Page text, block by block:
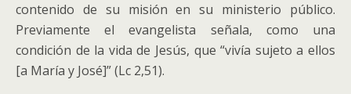
contenido de su misión en su ministerio público.
Previamente el evangelista señala, como una
condición de la vida de Jesús, que “vivía sujeto a ellos
[a María y José]” (Lc 2,51).